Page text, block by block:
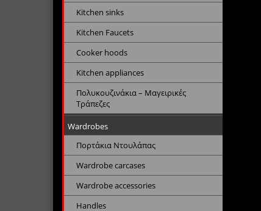
Kitchen sinks
Kitchen Faucets
Cooker hoods
Kitchen appliances
Πολυκουζινάκια – Μαγειρικές
Τράπεζες
Wardrobes
Πορτάκια Ντουλάπας
Wardrobe carcases
Wardrobe accessories
Handles